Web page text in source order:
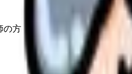
の方